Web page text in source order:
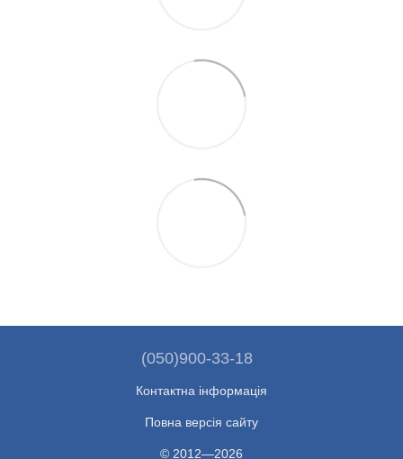
(050)900-33-18
Контактна інформація
Повна версія сайту
© 2012—2026